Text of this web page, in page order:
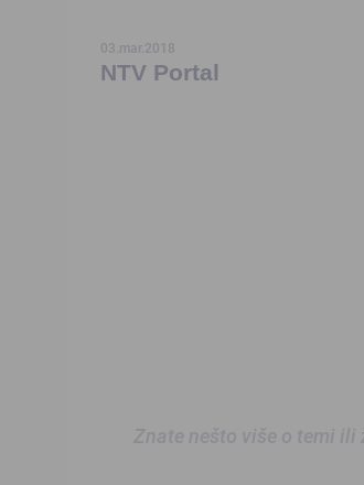
03.mar.2018
NTV Portal